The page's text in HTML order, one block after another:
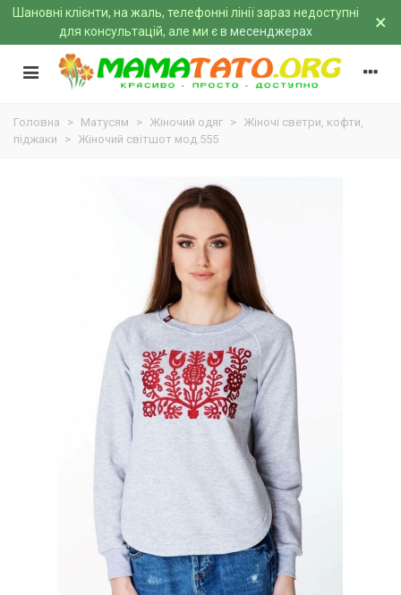
Шановні клієнти, на жаль, телефонні лінії зараз недоступні
для консультацій, але ми єв месенджерах ×
Головна > Матусям > Жіночий одяг > Жіночі светри, кофти,
піджаки
> Жіночий світшот мод.555